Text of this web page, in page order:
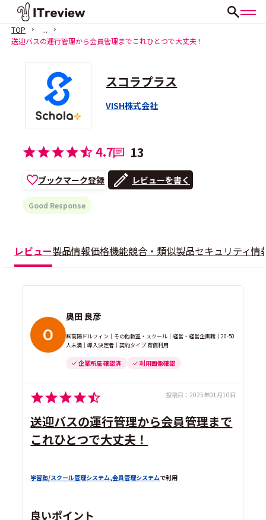
TOP
...
送迎バスの運行管理から会員管理までこれひとつで大丈夫！
スコラプラス
VISH株式会社
4.7 13
ブックマーク登録 レビューを書く
Good Response
レビュー製品情報価格機能競合・類似製品セキュリティ情
奥田 良彦
㈱高陽ドルフィン｜その他教室・スクール｜経営・経営企画職｜20-50
人未満｜導入決定者｜契約タイプ 有償利用
企業所属 確認済 利用画像確認
投稿日： 2025年01月10日
送迎バスの運行管理から会員管理まで
これひとつで大丈夫！
学習塾/スクール管理システム ,会員管理システムで利用
良いポイント